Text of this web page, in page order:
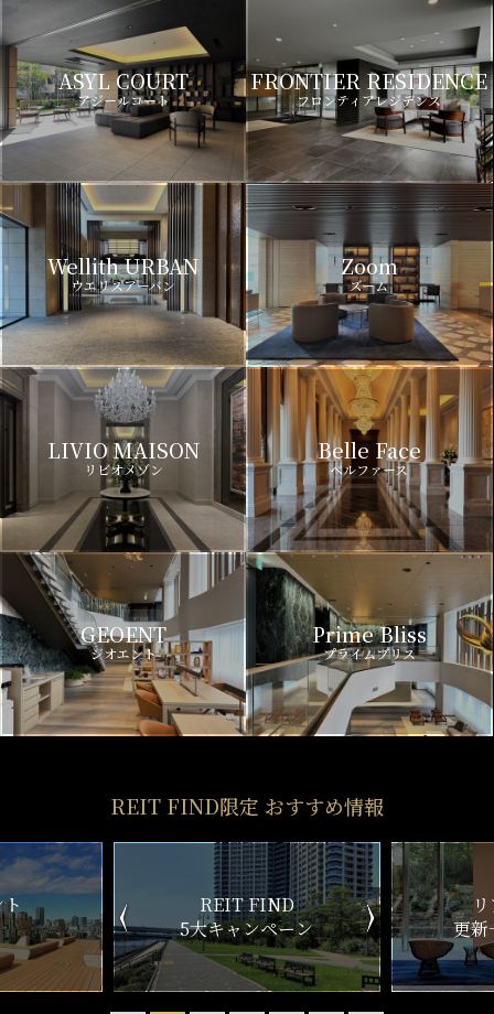
ASYL COURT
アジールコート
FRONTIER RESIDENCE
フロンティアレジデンス
Wellith URBAN
ウエリスアーバン
Zoom
ズーム
LIVIO MAISON
リビオメゾン
Belle Face
ベルファース
GEOENT
ジオエント
Prime Bliss
プライムブリス
REIT FIND限定 おすすめ情報
ン
リアルタイム
更新一覧チェック
新